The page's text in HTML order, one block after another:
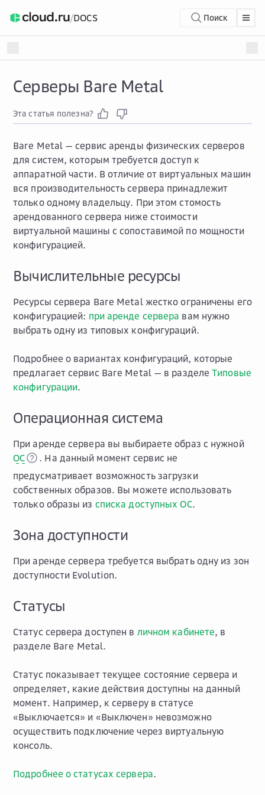
/DOCS Поиск
Серверы Bare Metal
Эта статья полезна?
Bare Metal — сервис аренды физических серверов
для систем, которым требуется доступ к
аппаратной части. В отличие от виртуальных машин
вся производительность сервера принадлежит
только одному владельцу. При этом стомость
арендованного сервера ниже стоимости
виртуальной машины с сопоставимой по мощности
конфигурацией.
Вычислительные ресурсы
Ресурсы сервера Bare Metal жестко ограничены его
конфигурацией: при аренде сервера вам нужно
выбрать одну из типовых конфигураций.
Подробнее о вариантах конфигураций, которые
предлагает сервис Bare Metal — в разделеТиповые
конфигурации.
Операционная система
При аренде сервера вы выбираете образ с нужной
ОС
. На данный момент сервис не
предусматривает возможность загрузки
собственных образов. Вы можете использовать
только образы из списка доступных ОС.
Зона доступности
При аренде сервера требуется выбрать одну из зон
доступности Evolution.
Статусы
Статус сервера доступен в личном кабинете, в
разделе Bare Metal.
Статус показывает текущее состояние сервера и
определяет, какие действия доступны на данный
момент. Например, к серверу в статусе
«Выключается» и «Выключен» невозможно
осуществить подключение через виртуальную
консоль.
Подробнее о статусах сервера.